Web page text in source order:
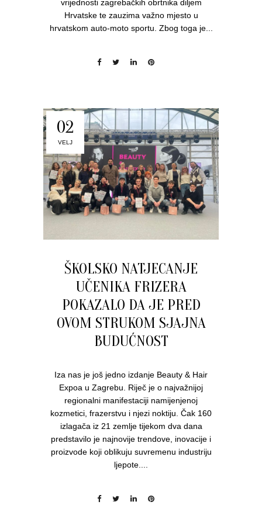
vrijednosti zagrebačkih obrtnika diljem
Hrvatske te zauzima važno mjesto u
hrvatskom auto-moto sportu. Zbog toga je...
02
VELJ
ŠKOLSKO NATJECANJE
UČENIKA FRIZERA
POKAZALO DA JE PRED
OVOM STRUKOM SJAJNA
BUDUĆNOST
Iza nas je još jedno izdanje Beauty & Hair
Expoa u Zagrebu. Riječ je o najvažnijoj
regionalni manifestaciji namijenjenoj
kozmetici, frazerstvu i njezi noktiju. Čak 160
izlagača iz 21 zemlje tijekom dva dana
predstavilo je najnovije trendove, inovacije i
proizvode koji oblikuju suvremenu industriju
ljepote....